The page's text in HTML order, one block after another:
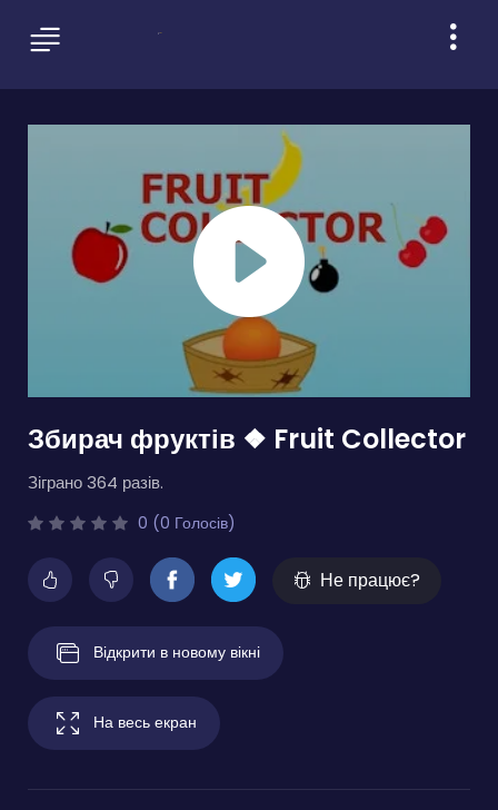
Збирач фруктів ❖ Fruit Collector
Зіграно 364 разів.
0 (0 Голосів)
Не працює?
Відкрити в новому вікні
На весь екран